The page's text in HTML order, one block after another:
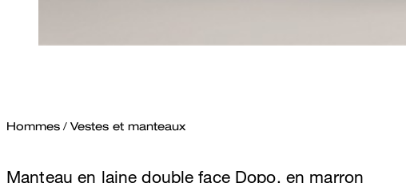
Hommes / Vestes et manteaux
Manteau en laine double face Dopo, en marron